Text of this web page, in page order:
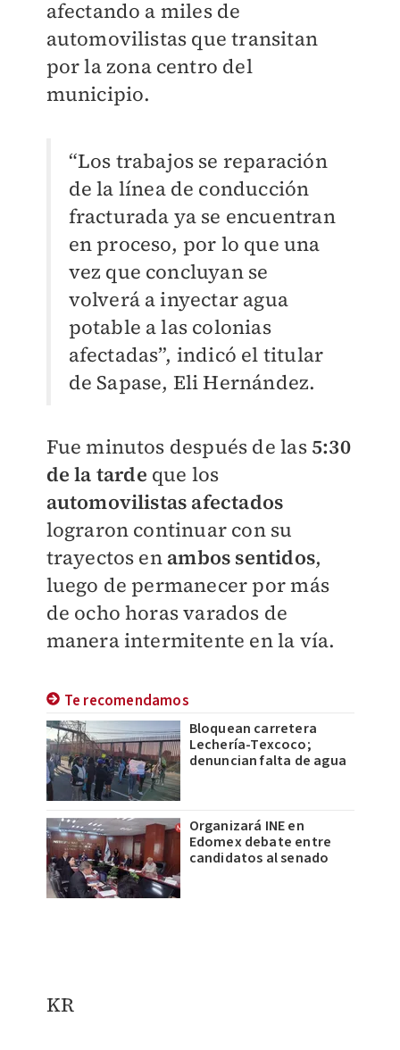
afectando a miles de
automovilistas que transitan
por la zona centro del
municipio.
“Los trabajos se reparación
de la línea de conducción
fracturada ya se encuentran
en proceso, por lo que una
vez que concluyan se
volverá a inyectar agua
potable a las colonias
afectadas”, indicó el titular
de Sapase, Eli Hernández.
Fue minutos después de las 5:30
de la tarde que los
automovilistas afectados
lograron continuar con su
trayectos en ambos sentidos,
luego de permanecer por más
de ocho horas varados de
manera intermitente en la vía.
Te recomendamos
Bloquean carretera
Lechería-Texcoco;
denuncian falta de agua
Organizará INE en
Edomex debate entre
candidatos al senado
KR